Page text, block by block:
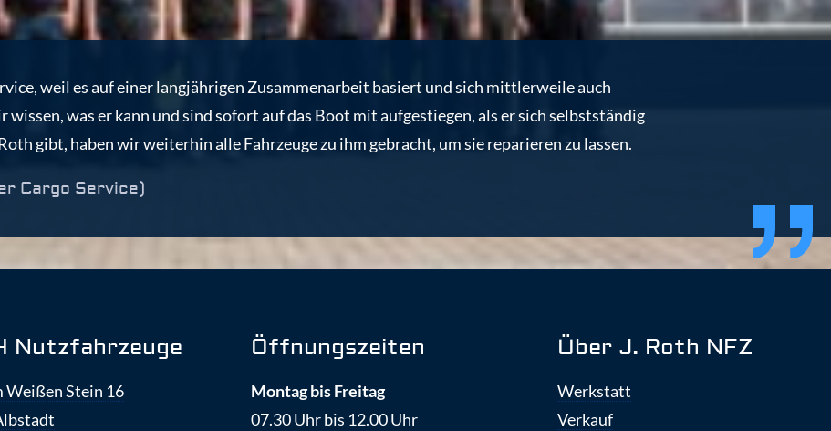
weil es auf einer langjährigen Zusammenarbeit basiert und sich mittlerweile auch
was er kann und sind sofort auf das Boot mit aufgestiegen, als er sich selbstständig
gibt, haben wir weiterhin alle Fahrzeuge zu ihm gebracht, um sie reparieren zu lassen.
Cargo Service)
Nutzfahrzeuge
Weißen Stein 16
Öffnungszeiten
Montag bis Freitag
07.30 Uhr bis 12.00 Uhr
Über J. Roth NFZ
Werkstatt
Verkauf